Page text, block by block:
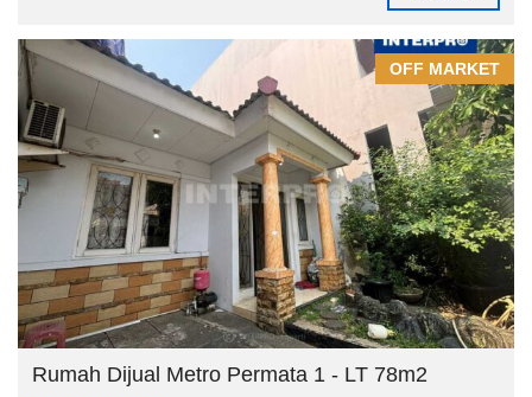
OFF MARKET
Rumah Dijual Metro Permata 1 - LT 78m2